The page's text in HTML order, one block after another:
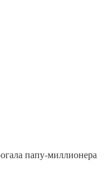
папу-миллионера